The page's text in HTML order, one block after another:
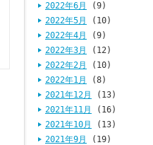
2022年6月
(9)
2022年5月
(10)
2022年4月
(9)
2022年3月
(12)
2022年2月
(10)
2022年1月
(8)
2021年12月
(13)
2021年11月
(16)
2021年10月
(13)
2021年9月
(19)